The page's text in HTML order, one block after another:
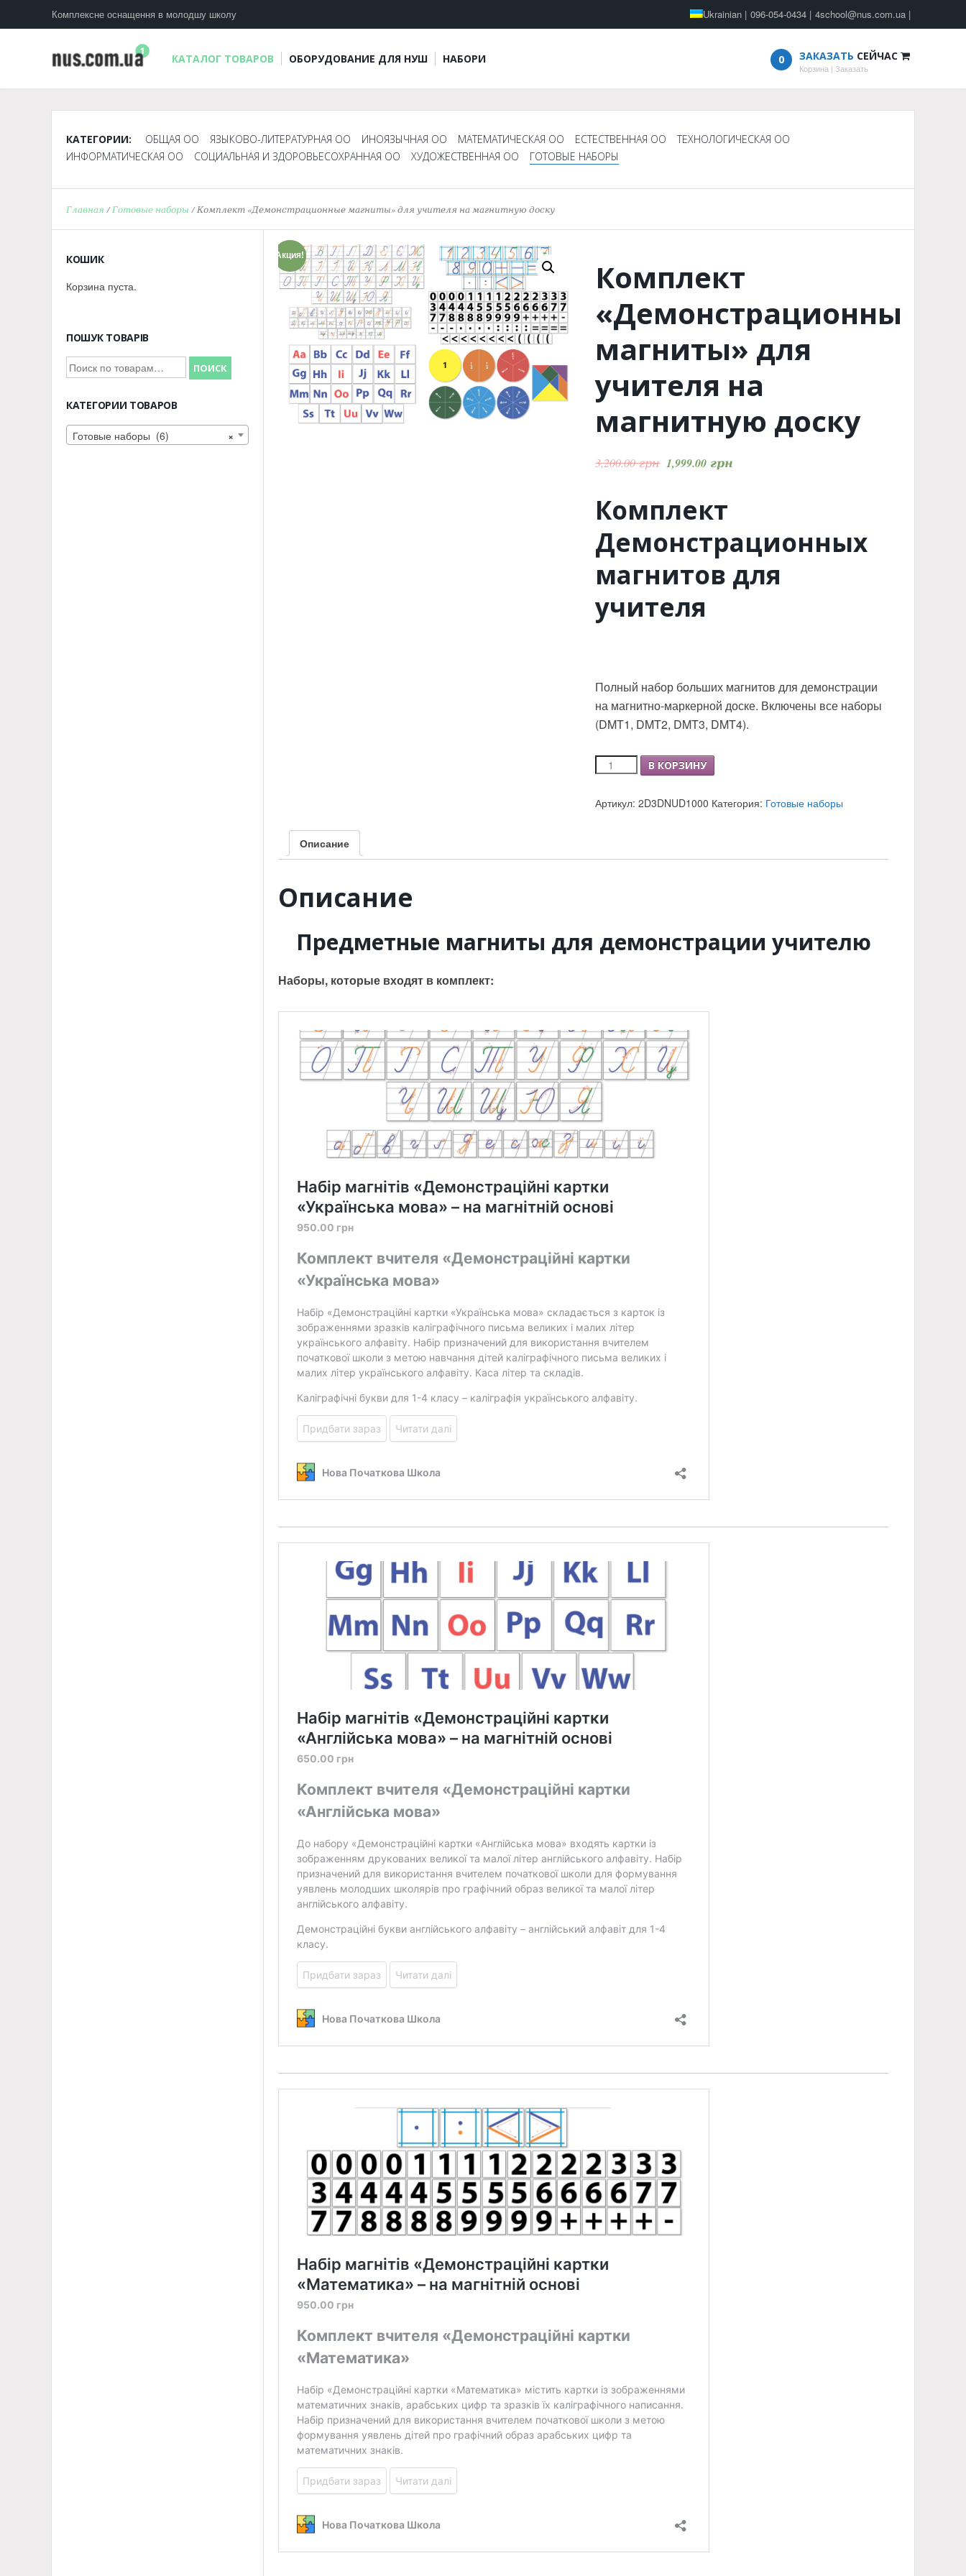
Комплексне оснащення в молодшу школу Ukrainian | 096-054-0434 | 4school@nus.com.ua |
КАТАЛОГ ТОВАРОВ ОБОРУДОВАНИЕ ДЛЯ НУШ НАБОРИ 0 ЗАКАЗАТЬ СЕЙЧАС
Корзина | Заказать
КАТЕГОРИИ: ОБЩАЯ ОО ЯЗЫКОВО-ЛИТЕРАТУРНАЯ ОО ИНОЯЗЫЧНАЯ ОО МАТЕМАТИЧЕСКАЯ ОО ЕСТЕСТВЕННАЯ ОО
ТЕХНОЛОГИЧЕСКАЯ ОО
ИНФОРМАТИЧЕСКАЯ ОО
СОЦИАЛЬНАЯ И ЗДОРОВЬЕСОХРАННАЯ ОО ХУДОЖЕСТВЕННАЯ ОО ГОТОВЫЕ НАБОРЫ
Главная /Готовые наборы / Комплект «Демонстрационные магниты» для учителя на магнитную доску
Акция!
Комплект
«Демонстрационные
магниты» для
учителя на
магнитную доску
3,200.00грн 1,999.00 грн
Комплект
Демонстрационных
магнитов для
учителя
Полный набор больших магнитов для демонстрации
на магнитно-маркерной доске. Включены все наборы
(DMT1, DMT2, DMT3, DMT4).
Количество
Комплект
магниты»
магнитную
В КОРЗИНУ
Артикул:2D3DNUD1000 Категория: Готовые наборы
Описание
Описание
Предметные магниты для демонстрации учителю
Наборы, которые входят в комплект:
КОШИК
Корзина пуста.
ПОШУК ТОВАРІВ
Искать: ПОИСК
КАТЕГОРИИ ТОВАРОВ
×
Готовые наборы (6)